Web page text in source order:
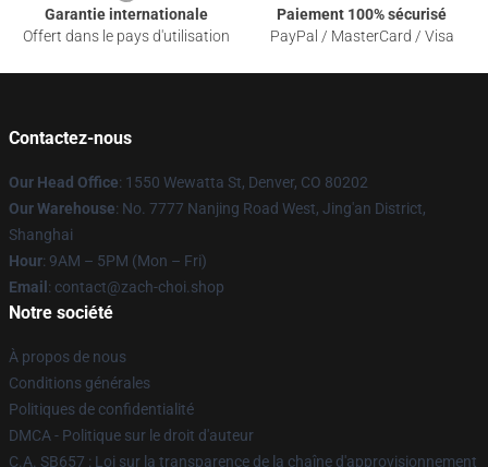
Garantie internationale
Offert dans le pays d'utilisation
Paiement 100% sécurisé
PayPal / MasterCard / Visa
Contactez-nous
Our Head Office: 1550 Wewatta St, Denver, CO 80202
Our Warehouse: No. 7777 Nanjing Road West, Jing'an District,
Shanghai
Hour: 9AM – 5PM (Mon – Fri)
Email : contact@zach-choi.shop
Notre société
À propos de nous
Conditions générales
Politiques de confidentialité
DMCA - Politique sur le droit d'auteur
C.A. SB657 : Loi sur la transparence de la chaîne d'approvisionnement